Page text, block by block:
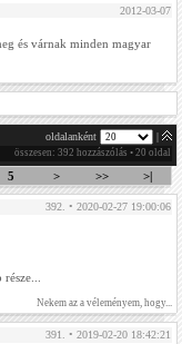
2012-03-07
és várnak minden magyar
oldalanként
összesen: 392 hozzászólás • 20 oldal
5 > >> >|
392. • 2020-02-27 19:00:06
Nekem az a véleményem, hogy...
391. • 2019-02-20 18:42:21